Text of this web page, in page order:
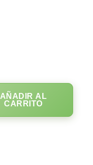
AÑADIR AL
CARRITO